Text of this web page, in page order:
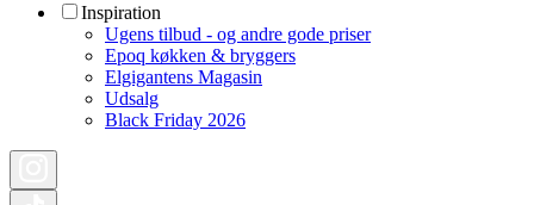
Inspiration
Ugens tilbud - og andre gode priser
Epoq køkken & bryggers
Elgigantens Magasin
Udsalg
Black Friday 2026